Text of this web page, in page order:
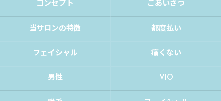
コンセプト ごあいさつ
当サロンの特徴 都度払い
フェイシャル 痛くない
男性 VIO